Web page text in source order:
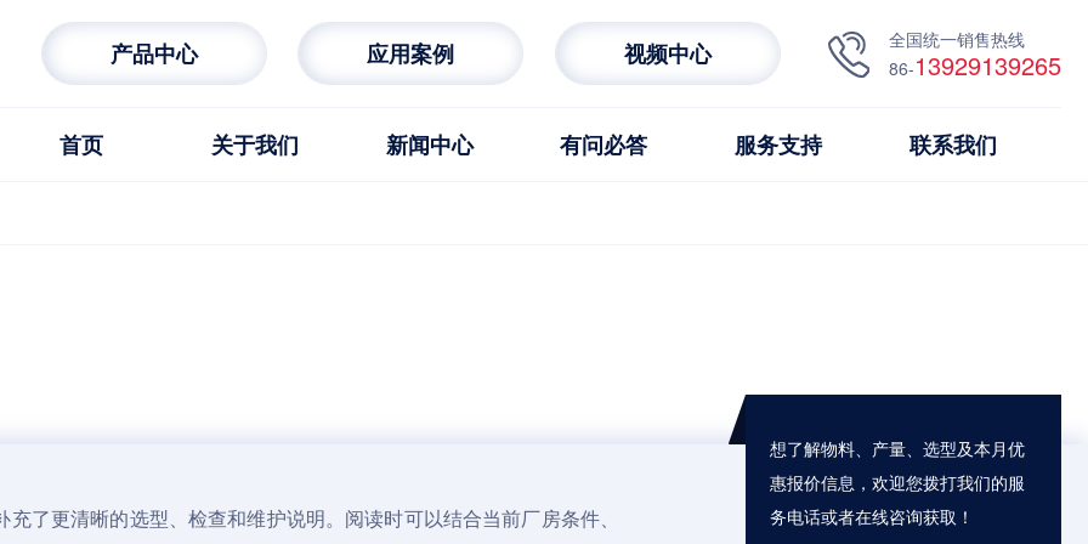
产品中心 应用案例 视频中心
全国统一销售热线
86-13929139265
首页 关于我们 新闻中心 有问必答 服务支持 联系我们
了更清晰的选型、检查和维护说明。阅读时可以结合当前厂房条件、
想了解物料、产量、选型及本月优
惠报价信息，欢迎您拨打我们的服
务电话或者在线咨询获取！